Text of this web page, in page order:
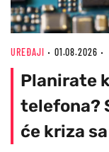
UREĐAJI 01.08.2026
Planirate
telefona?
će kriza